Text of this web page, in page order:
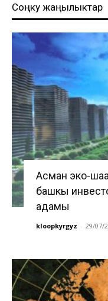
Соңку жаңылыктар
Асман эко-
башкы
адамы
kloopkyrgyz - 29/07/